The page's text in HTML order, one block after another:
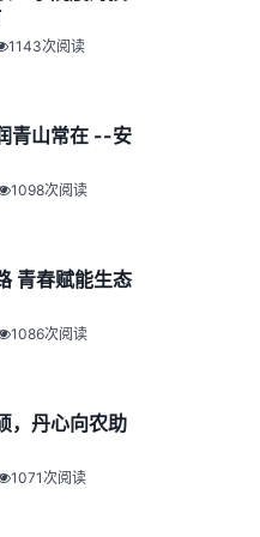
1143次阅读
青山常在 --安
1098次阅读
青春赋能生态
1086次阅读
，丹心向农助
1071次阅读